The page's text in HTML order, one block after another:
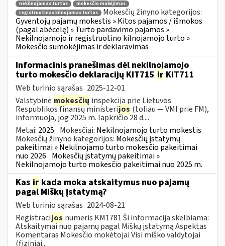
nekilnojamas turtas
mokesčio mokėjimas
registruotinas kilnojamas turtas
Mokesčių žinyno kategorijos:
Gyventojų pajamų mokestis » Kitos pajamos / išmokos
(pagal abėcėlę) » Turto pardavimo pajamos »
Nekilnojamojo ir registruotino kilnojamojo turto »
Mokesčio sumokėjimas ir deklaravimas
Informacinis pranešimas dėl nekilnojamojo
turto mokesčio deklaracijų KIT715 ir KIT711
Web turinio sąrašas 2025-12-01
Valstybinė mokesčių inspekcija prie Lietuvos
Respublikos finansų ministerijos (toliau — VMI prie FM),
informuoja, jog 2025 m. lapkričio 28 d....
Metai: 2025 Mokesčiai: Nekilnojamojo turto mokestis
Mokesčių žinyno kategorijos: Mokesčių įstatymų
pakeitimai » Nekilnojamo turto mokesčio pakeitimai
nuo 2026 Mokesčių įstatymų pakeitimai »
Nekilnojamojo turto mokesčio pakeitimai nuo 2025 m.
Kas ir kada moka atskaitymus nuo pajamų
pagal Miškų įstatymą?
Web turinio sąrašas 2024-08-21
Registracijos numeris KM1781 Ši informacija skelbiama:
Atskaitymai nuo pajamų pagal Miškų įstatymą Aspektas
Komentaras Mokesčio mokėtojai Visi miško valdytojai
(fiziniai...